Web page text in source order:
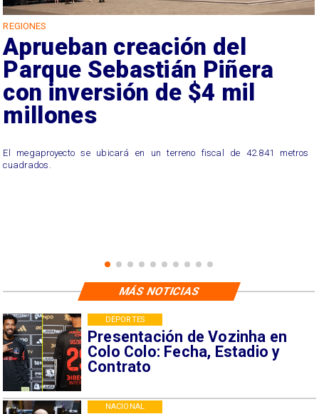
REGIONES
Aprueban creación del
Parque Sebastián Piñera
con inversión de $4 mil
millones
El megaproyecto se ubicará en un terreno fiscal de 42.841 metros
cuadrados.
Presentación de Vozinha en
Colo Colo: Fecha, Estadio y
Contrato
DEPORTES
NACIONAL
MÁS NOTICIAS